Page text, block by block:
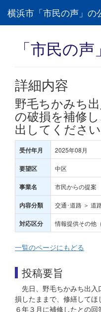
横浜市「市民の声」の
「市民の
詳細内容
野毛ちかみち
の破損を補修
出してください
受付年月 2025年08月
要望区 中区
事業名 市民からの提案
内容分類 交通･道路 ＞ 道
対応区分 情報提供その他
一覧のページにもどる
投稿要旨
先日、野毛ちかみち出
損したままで、修繕して
６年３月に補修したとの